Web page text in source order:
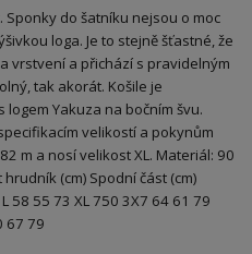
Sponky do šatníku nejsou o moc
loga. Je to stejně šťastné, že
vrstvení a přichází s pravidelným
tak akorát. Košile je
Yakuza na bočním švu.
velikostí a pokynům
m a nosí velikost XL. Materiál: 90
(cm) Spodní část (cm)
58 55 73 XL 750 3X7 64 61 79
67 79